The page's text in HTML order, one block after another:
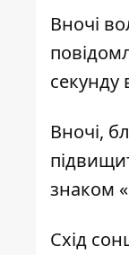
Вночі
Вночі,
знаком
Схід